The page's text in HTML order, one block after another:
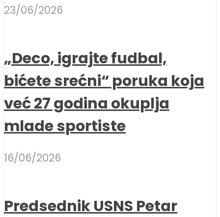
23/06/2026
„Deco, igrajte fudbal,
bićete srećni“ poruka koja
već 27 godina okuplja
mlade sportiste
16/06/2026
Predsednik USNS Petar